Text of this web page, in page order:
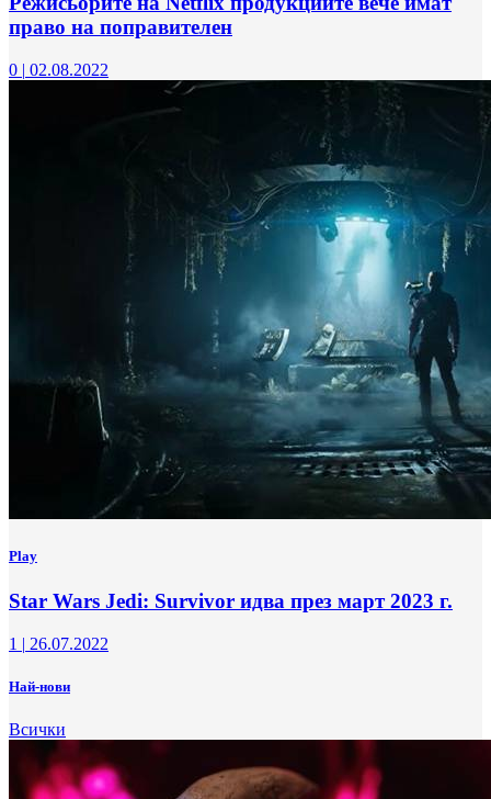
право на поправителен
0 | 02.08.2022
Play
Star Wars Jedi: Survivor идва през март 2023 г.
1 | 26.07.2022
Най-нови
Всички